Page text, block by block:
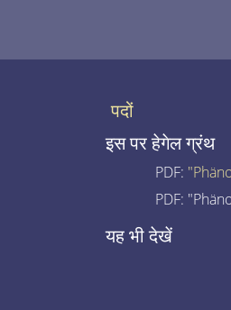
पदों
इस पर हेगेल ग्रंथ
PDF:
PDF:
यह भी देखें